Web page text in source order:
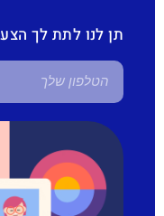
תן לנו לתת לך